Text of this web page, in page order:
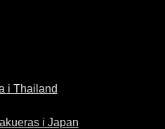
i Thailand
i Japan